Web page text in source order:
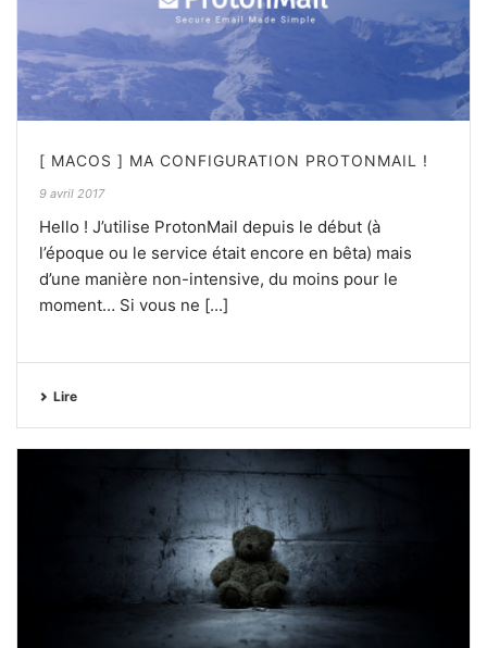
[ MACOS ] MA CONFIGURATION PROTONMAIL !
9 avril 2017
Hello ! J’utilise ProtonMail depuis le début (à
l’époque ou le service était encore en bêta) mais
d’une manière non-intensive, du moins pour le
moment… Si vous ne [...]
Lire